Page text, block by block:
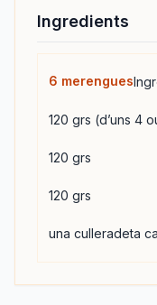
Ingredients
6 merengues
120 grs (d’uns 4
120 grs
120 grs
una culleradeta